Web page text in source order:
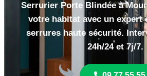
Serrurier Porte Blindée à
votre habitat avec un expert
serrures haute sécurité.
24h/24 et 7j/7.